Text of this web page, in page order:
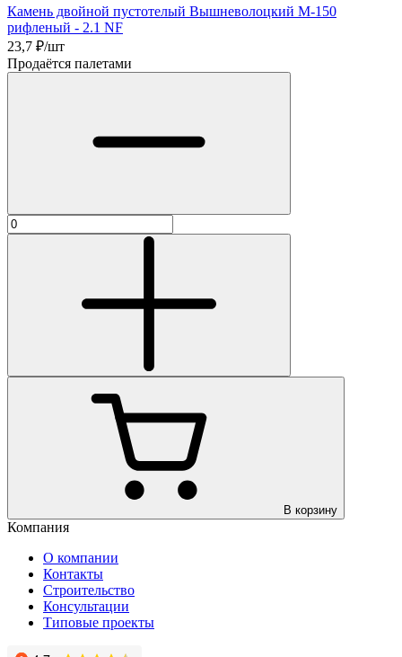
Камень двойной пустотелый Вышневолоцкий М-150
рифленый - 2.1 NF
23,7 ₽/шт
Продаётся палетами
В корзину
Компания
О компании
Контакты
Строительство
Консультации
Типовые проекты